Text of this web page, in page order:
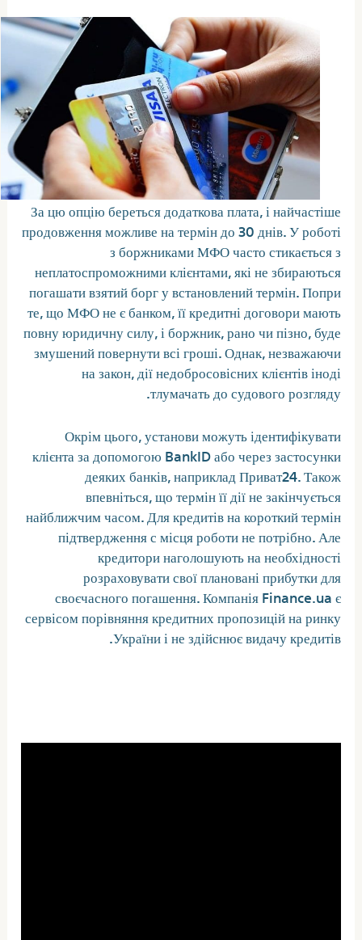
За цю опцію береться додаткова плата, і найчастіше
продовження можливе на термін до 30 днів. У роботі
з боржниками МФО часто стикається з
неплатоспроможними клієнтами, які не збираються
погашати взятий борг у встановлений термін. Попри
те, що МФО не є банком, її кредитні договори мають
повну юридичну силу, і боржник, рано чи пізно, буде
змушений повернути всі гроші. Однак, незважаючи
на закон, дії недобросовісних клієнтів іноді
тлумачать до судового розгляду.
Окрім цього, установи можуть ідентифікувати
клієнта за допомогою BankID або через застосунки
деяких банків, наприклад Приват24. Також
впевніться, що термін її дії не закінчується
найближчим часом. Для кредитів на короткий термін
підтвердження с місця роботи не потрібно. Але
кредитори наголошують на необхідності
розраховувати свої плановані прибутки для
своєчасного погашення. Компанія Finance.ua є
сервісом порівняння кредитних пропозицій на ринку
України і не здійснює видачу кредитів.